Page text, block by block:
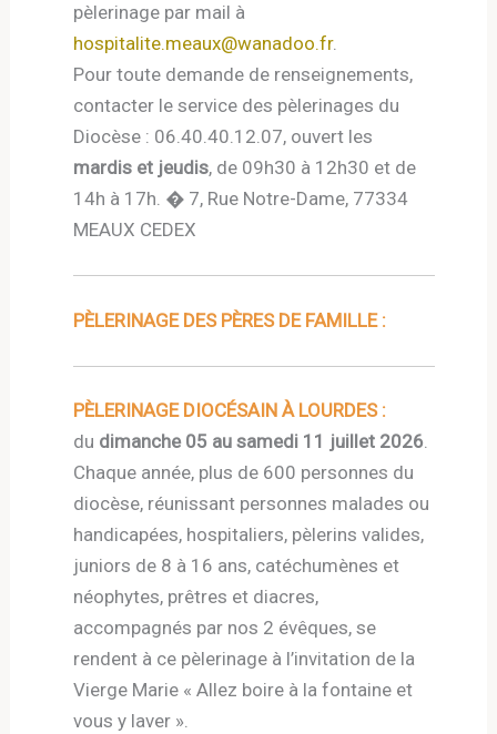
pèlerinage par mail à
hospitalite.meaux@wanadoo.fr.
Pour toute demande de renseignements,
contacter le service des pèlerinages du
Diocèse : 06.40.40.12.07, ouvert les
mardis et jeudis, de 09h30 à 12h30 et de
14h à 17h. � 7, Rue Notre-Dame, 77334
MEAUX CEDEX
PÈLERINAGE DES PÈRES DE FAMILLE :
PÈLERINAGE DIOCÉSAIN À LOURDES :
du dimanche 05 au samedi 11 juillet 2026.
Chaque année, plus de 600 personnes du
diocèse, réunissant personnes malades ou
handicapées, hospitaliers, pèlerins valides,
juniors de 8 à 16 ans, catéchumènes et
néophytes, prêtres et diacres,
accompagnés par nos 2 évêques, se
rendent à ce pèlerinage à l’invitation de la
Vierge Marie « Allez boire à la fontaine et
vous y laver ».